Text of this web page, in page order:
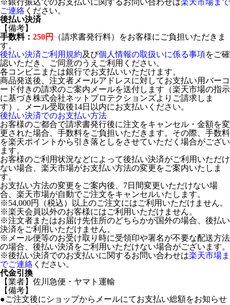
※銀行振込でのお支払いに関するお問い合わせは楽天市場まで
ご連絡 ください。
後払い決済
【備考】
手数料： 250円
（請求書発行料）をお客様にご負担いただきま
す。
後払い決済ご利用規約及び個人情報の取扱いに係る事項をご確
認いただき、ご同意のうえご利用ください。
各コンビニまたは銀行でお支払いいただけます。
商品発送後、注文者メールアドレスに対してお支払い用バーコ
ード付きの請求のご案内メールを送付します（楽天市場の指示
に基づき株式会社ネットプロテクションズよりご請求しま
す）。メール受取後14日以内にお支払いください。
後払い決済でのお支払い方法
お客様のご都合で請求書発行後に注文をキャンセル・金額を変
更された場合、手数料をご負担いただきます。その際、手数料
を楽天ポイントから引き落としをさせていただく場合がござい
ます。
お客様のご利用状況などによって後払い決済がご利用いただけ
ない場合、楽天市場がお支払い方法の変更をご案内いたしま
す。
お支払い方法の変更をご案内後、7日間変更いただけない場
合、楽天市場が自動でご注文をキャンセルいたします。
※54,000円（税込）以上のご注文にはご利用いただけません。
※楽天会員以外のお客様にはご利用いただけません。
※注文者またはお届け先住所のどちらかが国外の場合、後払い
決済をご利用いただけません。
※メール便等のお受け取り時に受領印や署名が不要な配送方法
の場合、後払い決済をご利用いただけない場合がございます。
※後払い決済でのお支払いに関するお問い合わせは楽天市場ま
でご連絡 ください。
代金引換
【業者】佐川急便・ヤマト運輸
【備考】
●ご注文後にショップからメールにてお支払い総額をお知らせ